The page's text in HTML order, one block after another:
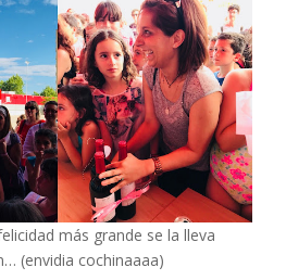
más grande se la lleva
(envidia cochinaaaa)